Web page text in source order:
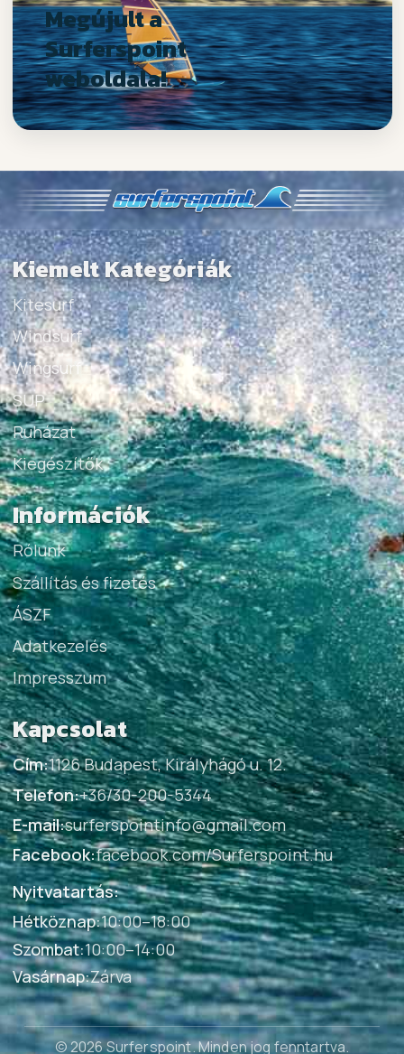
Megújult a
Surferspoint
weboldala!
Kiemelt Kategóriák
Kitesurf
Windsurf
Wingsurf
SUP
Ruházat
Kiegészítők
Információk
Rólunk
Szállítás és fizetés
ÁSZF
Adatkezelés
Impresszum
Kapcsolat
Cím:1126 Budapest, Királyhágó u. 12.
Telefon:+36/30-200-5344
E-mail:surferspointinfo@gmail.com
Facebook:facebook.com/Surferspoint.hu
Nyitvatartás:
Hétköznap:10:00–18:00
Szombat:10:00–14:00
Vasárnap:Zárva
© 2026 Surferspoint. Minden jog fenntartva.